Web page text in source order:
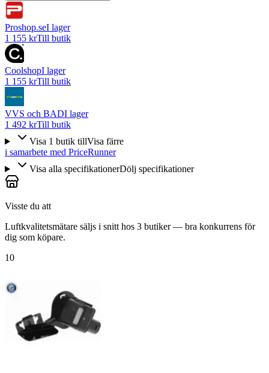
Proshop.seI lager
1 155 krTill butik
CoolshopI lager
1 155 krTill butik
VVS och BADI lager
1 492 krTill butik
Visa 1 butik tillVisa färre
i samarbete med PriceRunner
Visa alla specifikationerDölj specifikationer
Visste du att
Luftkvalitetsmätare säljs i snitt hos 3 butiker — bra konkurrens för
dig som köpare.
10